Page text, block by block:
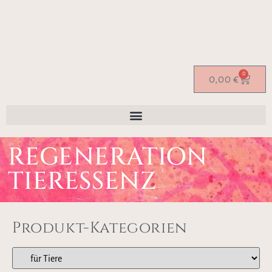
0,00 € 0
REGENERATION
TIERESSENZ
Produkt-Kategorien